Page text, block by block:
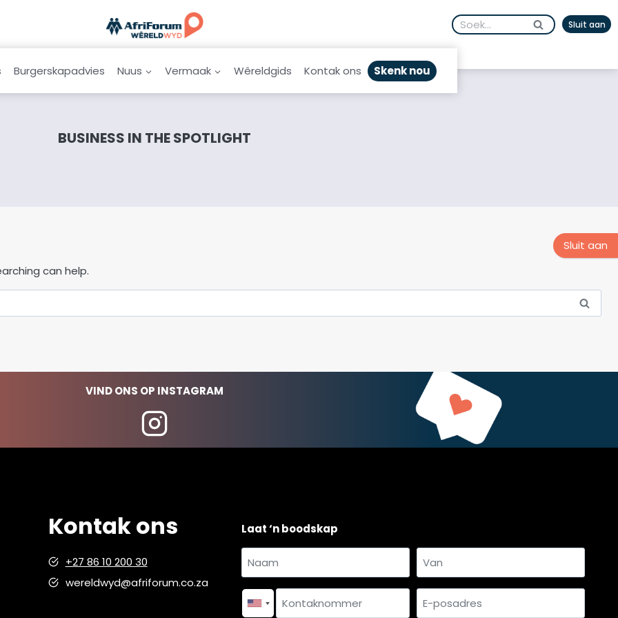
Search
for:
Sluit aan
Burgerskapadvies Nuus Vermaak Wêreldgids Kontak ons Skenk nou
BUSINESS IN THE SPOTLIGHT
can help.
Sluit aan
VIND ONS OP INSTAGRAM
Kontak ons
+27 86 10 200 30
wereldwyd@afriforum.co.za
Laat ‘n boodskap
Naam
en
van
Naam Van
Kontaknommer
E-